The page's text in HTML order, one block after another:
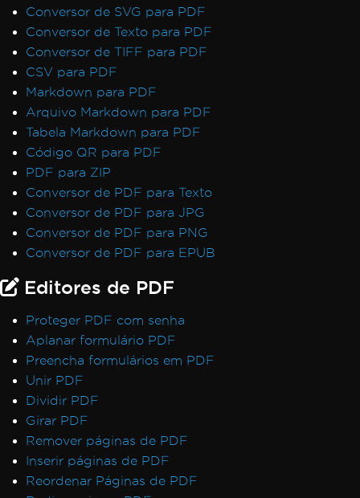
Conversor de SVG para PDF
Conversor de Texto para PDF
Conversor de TIFF para PDF
CSV para PDF
Markdown para PDF
Arquivo Markdown para PDF
Tabela Markdown para PDF
Código QR para PDF
PDF para ZIP
Conversor de PDF para Texto
Conversor de PDF para JPG
Conversor de PDF para PNG
Conversor de PDF para EPUB
Editores de PDF
Proteger PDF com senha
Aplanar formulário PDF
Preencha formulários em PDF
Unir PDF
Dividir PDF
Girar PDF
Remover páginas de PDF
Inserir páginas de PDF
Reordenar Páginas de PDF